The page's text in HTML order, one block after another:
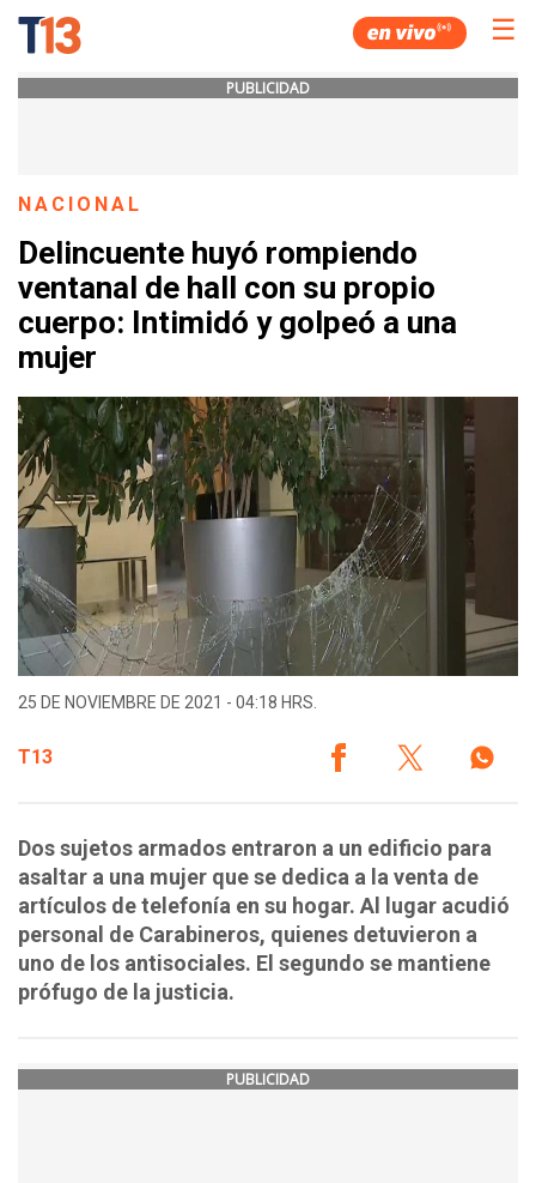
☰
PUBLICIDAD
NACIONAL
Delincuente huyó rompiendo
ventanal de hall con su propio
cuerpo: Intimidó y golpeó a una
mujer
25 DE NOVIEMBRE DE 2021 - 04:18 HRS.
T13
Dos sujetos armados entraron a un edificio para
asaltar a una mujer que se dedica a la venta de
artículos de telefonía en su hogar. Al lugar acudió
personal de Carabineros, quienes detuvieron a
uno de los antisociales. El segundo se mantiene
prófugo de la justicia.
PUBLICIDAD